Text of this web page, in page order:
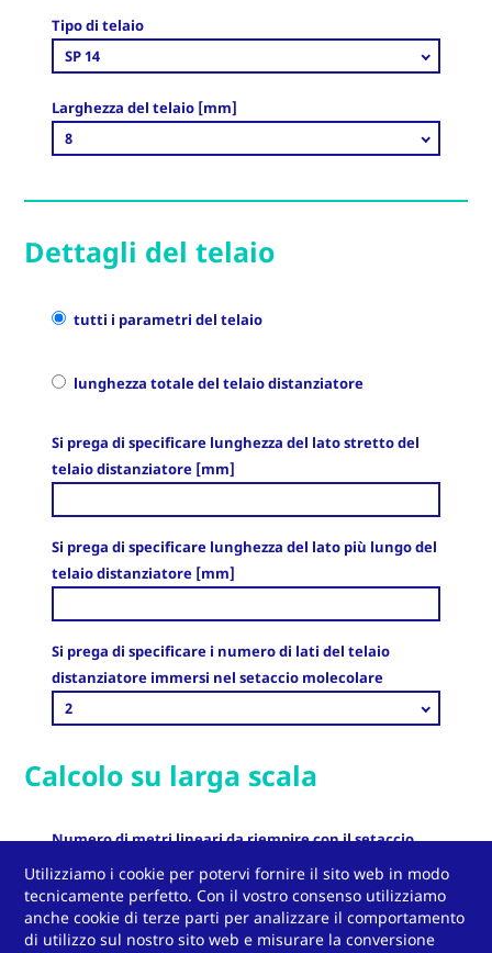
Tipo di telaio
SP 14
Larghezza del telaio [mm]
8
Dettagli del telaio
tutti i parametri del telaio
lunghezza totale del telaio distanziatore
Si prega di specificare lunghezza del lato stretto del
telaio distanziatore [mm]
Si prega di specificare lunghezza del lato più lungo del
telaio distanziatore [mm]
Si prega di specificare i numero di lati del telaio
distanziatore immersi nel setaccio molecolare
2
Calcolo su larga scala
Numero di metri lineari da riempire con il setaccio
molecolare selezionato [m]
Utilizziamo i cookie per potervi fornire il sito web in modo
tecnicamente perfetto. Con il vostro consenso utilizziamo
anche cookie di terze parti per analizzare il comportamento
di utilizzo sul nostro sito web e misurare la conversione